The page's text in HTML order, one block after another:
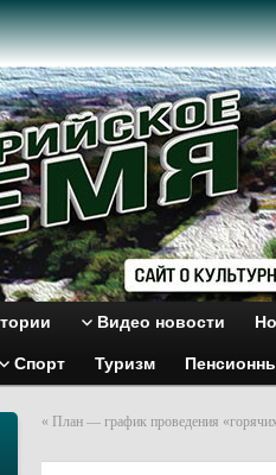
Видео новости
Спорт Туризм
« План — график проведения